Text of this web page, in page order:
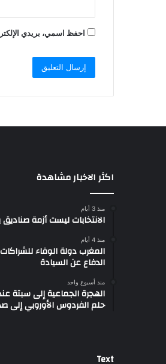
احفظ اسمي، بريدي
اكثر الاخبار مشاهدة
منذ 3 أيام
الانتخابات ليست أزمة
منذ 4 أيام
المغرب دولة الوفاء
الدفاع عن السيادة
منذ أسبوع واحد
الهجرة الجماعية إلى سبتة
حلم الفردوس الأوروبي إلى
Text